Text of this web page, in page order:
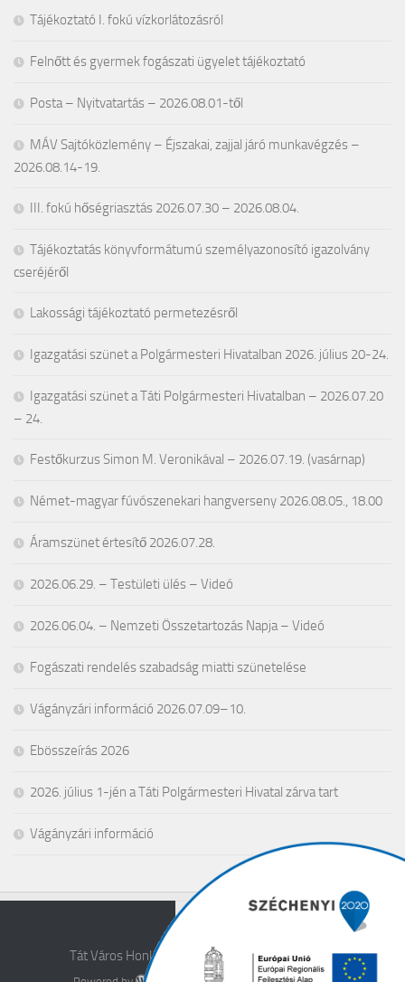
Tájékoztató I. fokú vízkorlátozásról
Felnőtt és gyermek fogászati ügyelet tájékoztató
Posta – Nyitvatartás – 2026.08.01-től
MÁV Sajtóközlemény – Éjszakai, zajjal járó munkavégzés –
2026.08.14-19.
III. fokú hőségriasztás 2026.07.30 – 2026.08.04.
Tájékoztatás könyvformátumú személyazonosító igazolvány
cseréjéről
Lakossági tájékoztató permetezésről
Igazgatási szünet a Polgármesteri Hivatalban 2026. július 20-24.
Igazgatási szünet a Táti Polgármesteri Hivatalban – 2026.07.20
– 24.
Festőkurzus Simon M. Veronikával – 2026.07.19. (vasárnap)
Német-magyar fúvószenekari hangverseny 2026.08.05., 18.00
Áramszünet értesítő 2026.07.28.
2026.06.29. – Testületi ülés – Videó
2026.06.04. – Nemzeti Összetartozás Napja – Videó
Fogászati rendelés szabadság miatti szünetelése
Vágányzári információ 2026.07.09–10.
Ebösszeírás 2026
2026. július 1-jén a Táti Polgármesteri Hivatal zárva tart
Vágányzári információ
Tát Város Honlapja © 2026. All Rights Reserved.